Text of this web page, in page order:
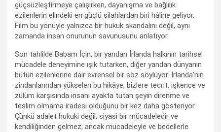
güçsüzleştirmeye çalışırken, dayanışma ve bağlılık
ezilenlerin elindeki en güçlü silahlardan biri hâline geliyor.
Film bu yönüyle yalnızca bir hukuk skandalını değil, aynı
zamanda insan onurunun savunusunu anlatıyor.
Son tahlilde Babam İçin, bir yandan İrlanda halkının tarihsel
mücadele deneyimine ışık tutarken, diğer yandan dünyanın
bütün ezilenlerine dair evrensel bir söz söylüyor. İrlanda'nın
zindanlarından yükselen bu hikâye, bizlere tecrit, işkence ve
zulüm karşısında insanı ayakta tutan şeyin direnme ve
teslim olmama iradesi olduğunu bir kez daha gösteriyor.
Çünkü adalet hukuki değil, siyasi bir mücadeledir ve
kendiliğinden gelmez; ancak mücadeleyle ve bedellerle